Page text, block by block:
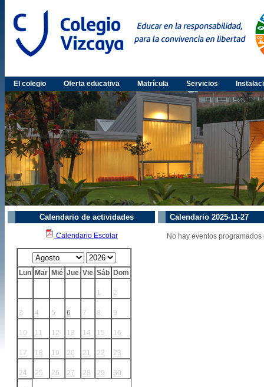
El colegio Oferta educativa Matrícula Servicios
Calendario 2025-11-27
No hay eventos
Calendario de actividades
Calendario Escolar
Lun Mar Mié Jue Vie Sáb Dom
1 2
3 4 5 6 7 8 9
10 11 12 13 14 15 16
17 18 19 20 21 22 23
24 25 26 27 28 29 30